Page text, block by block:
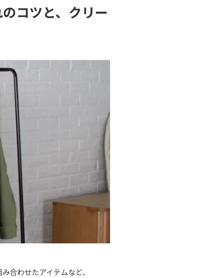
コツと、クリー
合わせたアイテムなど、